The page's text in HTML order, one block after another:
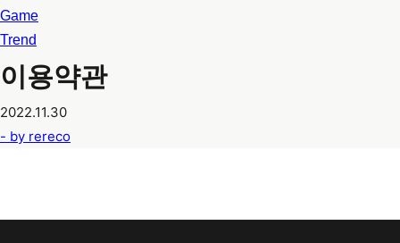
Game
Trend
이용약관
2022.11.30
- by rereco